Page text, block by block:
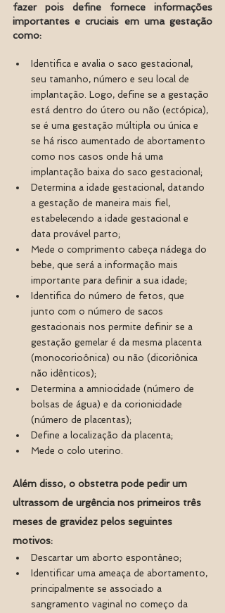
fazer pois define fornece informações
importantes e cruciais em uma gestação
como:
Identifica e avalia o saco gestacional,
seu tamanho, número e seu local de
implantação. Logo, define se a gestação
está dentro do útero ou não (ectópica),
se é uma gestação múltipla ou única e
se há risco aumentado de abortamento
como nos casos onde há uma
implantação baixa do saco gestacional;
Determina a idade gestacional, datando
a gestação de maneira mais fiel,
estabelecendo a idade gestacional e
data provável parto;
Mede o comprimento cabeça nádega do
bebe, que será a informação mais
importante para definir a sua idade;
Identifica do número de fetos, que
junto com o número de sacos
gestacionais nos permite definir se a
gestação gemelar é da mesma placenta
(monocorioônica) ou não (dicoriônica
não idênticos);
Determina a amniocidade (número de
bolsas de água) e da corionicidade
(número de placentas);
Define a localização da placenta;
Mede o colo uterino.
Além disso, o obstetra pode pedir um
ultrassom de urgência nos primeiros três
meses de gravidez pelos seguintes
motivos:
Descartar um aborto espontâneo;
Identificar uma ameaça de abortamento,
principalmente se associado a
sangramento vaginal no começo da